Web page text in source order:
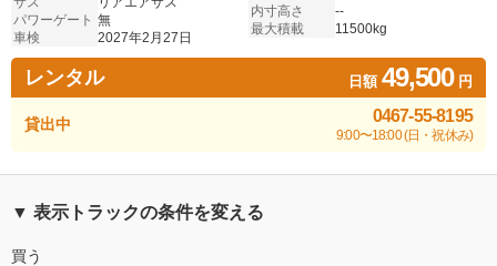
パワーゲート 無
車検
2027年2月27日
内寸高さ
--
最大積載
11500kg
レンタル 日額49,500円
貸出中 0467-55-8195
9:00〜18:00 (日・祝休み)
▼ 表示トラックの条件を変える
買う